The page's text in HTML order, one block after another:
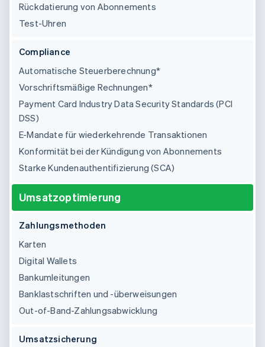
Rückdatierung von Abonnements
Test-Uhren
Compliance
Automatische Steuerberechnung*
Vorschriftsmäßige Rechnungen*
Payment Card Industry Data Security Standards (PCI
DSS)
E-Mandate für wiederkehrende Transaktionen
Konformität bei der Kündigung von Abonnements
Starke Kundenauthentifizierung (SCA)
Umsatzoptimierung
Zahlungsmethoden
Karten
Digital Wallets
Bankumleitungen
Banklastschriften und -überweisungen
Out-of-Band-Zahlungsabwicklung
Umsatzsicherung